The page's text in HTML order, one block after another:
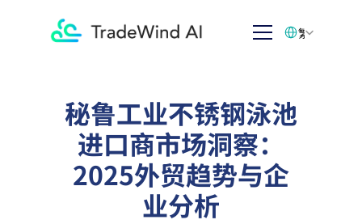
秘鲁工业不锈钢泳池
进口商市场洞察：
2025外贸趋势与企
业分析
繁体中文